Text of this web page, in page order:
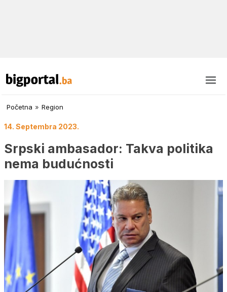
Početna » Region
14. Septembra 2023.
Srpski ambasador: Takva politika
nema budućnosti